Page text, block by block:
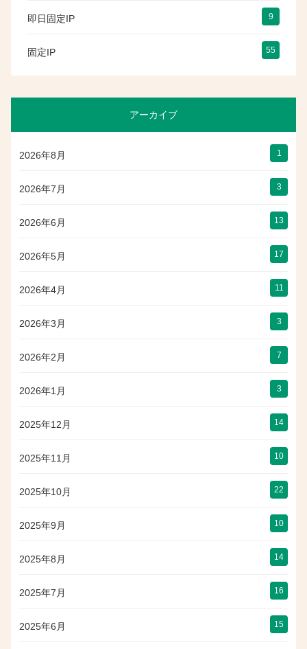
即日固定IP 9
固定IP 55
アーカイブ
2026年8月 1
2026年7月 3
2026年6月 13
2026年5月 17
2026年4月 11
2026年3月 3
2026年2月 7
2026年1月 3
2025年12月 14
2025年11月 10
2025年10月 22
2025年9月 10
2025年8月 14
2025年7月 16
2025年6月 15